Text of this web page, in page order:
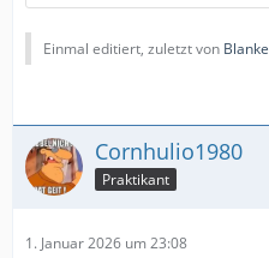
Einmal editiert, zuletzt von Blanke
Cornhulio1980
Praktikant
1. Januar 2026 um 23:08